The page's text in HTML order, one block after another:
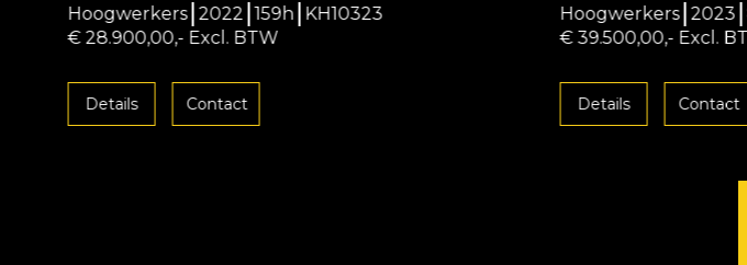
Hoogwerkers 2022 159h KH10323
€ 28.900,00,- Excl. BTW
Contact
Hoogwerkers 2023 837h
€ 39.500,00,- Excl. BTW
Contact